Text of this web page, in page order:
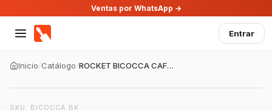
Ventas por WhatsApp →
Entrar
Inicio/Catálogo/ ROCKET BICOCCA CAFETERA BLACK
SKU: BICOCCA BK